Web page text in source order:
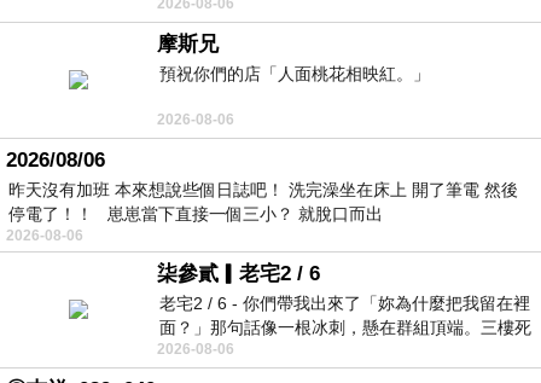
去的 B12 彌可保並非沒有吸收而是超
2026-08-06
摩斯兄
預祝你們的店「人面桃花相映紅。」
2026-08-06
2026/08/06
昨天沒有加班 本來想說些個日誌吧！ 洗完澡坐在床上 開了筆電 然後
停電了！！ 崽崽當下直接一個三小？ 就脫口而出
2026-08-06
柒參貳▎老宅2 / 6
老宅2 / 6 - 你們帶我出來了「妳為什麼把我留在裡
面？」那句話像一根冰刺，懸在群組頂端。三樓死
死盯著照片裡的人。那個人確實站在
2026-08-06